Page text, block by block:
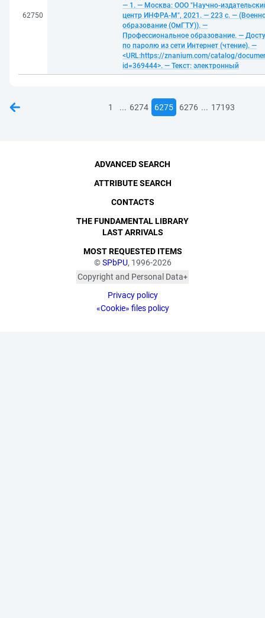
62750
— 1. — Москва: ООО "Научно-
центр ИНФРА-М", 2021. — 223 с. —
образование (ОмГТУ)). —
Профессиональное образование. —
по паролю из сети Интернет (чтение). —
<URL:https://znanium.com/catalog/
id=369444>. — Текст: электронный
1 ... 6274 6275 6276 ... 17193
©SPbPU, 1996-2026
Copyright and Personal Data
published with the
consent of the individuals
Privacy policy
«Cookie» files policy
ADVANCED SEARCH
ATTRIBUTE SEARCH
CONTACTS
THE FUNDAMENTAL LIBRARY
LAST ARRIVALS
MOST REQUESTED ITEMS